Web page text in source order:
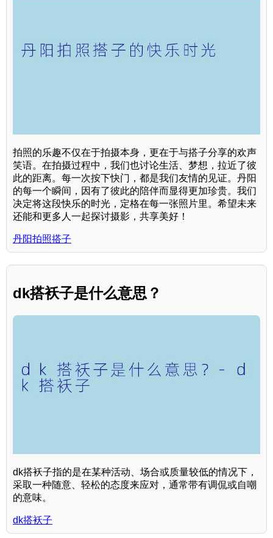
拍照的乐趣不仅在于拍摄本身，更在于与搭子分享的欢声
笑语。在拍摄过程中，我们也讨论生活、梦想，拉近了彼
此的距离。每一次按下快门，都是我们友情的见证。丹阳
的每一个瞬间，因有了彼此的陪伴而显得更加珍贵。我们
决定将这段快乐的时光，定格在每一张照片里。希望未来
还能和更多人一起探讨摄影，共享美好！
丹阳拍照搭子
dk搭袄子是什么意思？
dk搭袄子指的是在某种活动、场合或质量较低的情况下，
采取一种随意、轻松的态度来应对，通常带有调侃或自嘲
的意味。
dk搭袄子